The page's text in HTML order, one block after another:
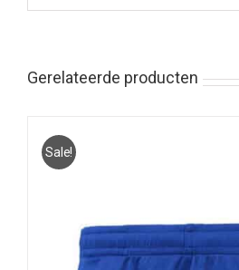
Gerelateerde producten
Sale!